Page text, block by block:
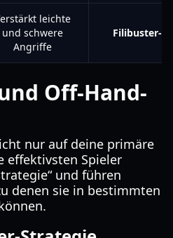
leichte
und schwere
Angriffe
Filibuster-
Off-Hand-
nur auf deine primäre
effektivsten Spieler
und führen
denen sie in bestimmten